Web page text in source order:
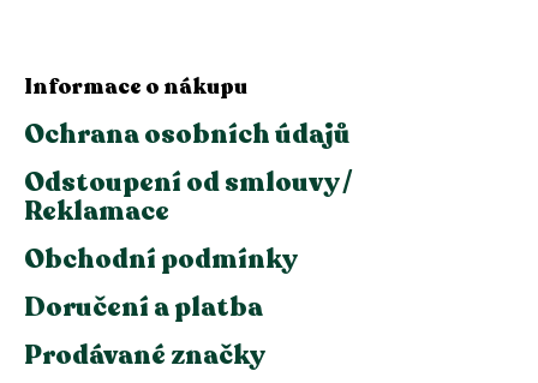
Informace o nákupu
Ochrana osobních údajů
Odstoupení od smlouvy /
Reklamace
Obchodní podmínky
Doručení a platba
Prodávané značky